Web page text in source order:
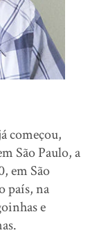
começou,
São Paulo, a
em São
país, na
e